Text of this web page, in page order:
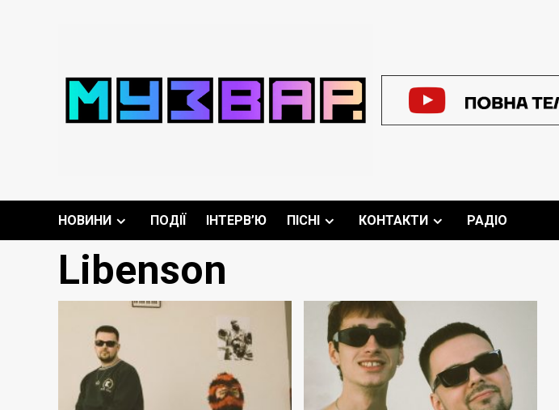
НОВИНИ ПОДІЇ ІНТЕРВ’Ю ПІСНІ КОНТАКТИ РАДІО
Libenson